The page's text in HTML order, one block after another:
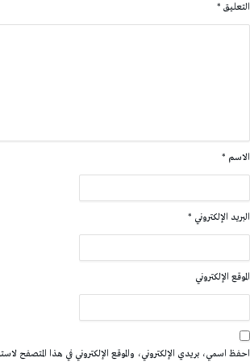
التعليق *
الاسم *
البريد الإلكتروني *
الموقع الإلكتروني
احفظ اسمي، بريدي الإلكتروني، والموقع الإلكتروني في هذا المتصفح